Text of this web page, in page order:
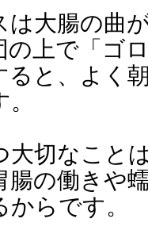
は大腸の曲
の上で「ゴ
ると、よく
大切なこと
腸の働きや
らです。